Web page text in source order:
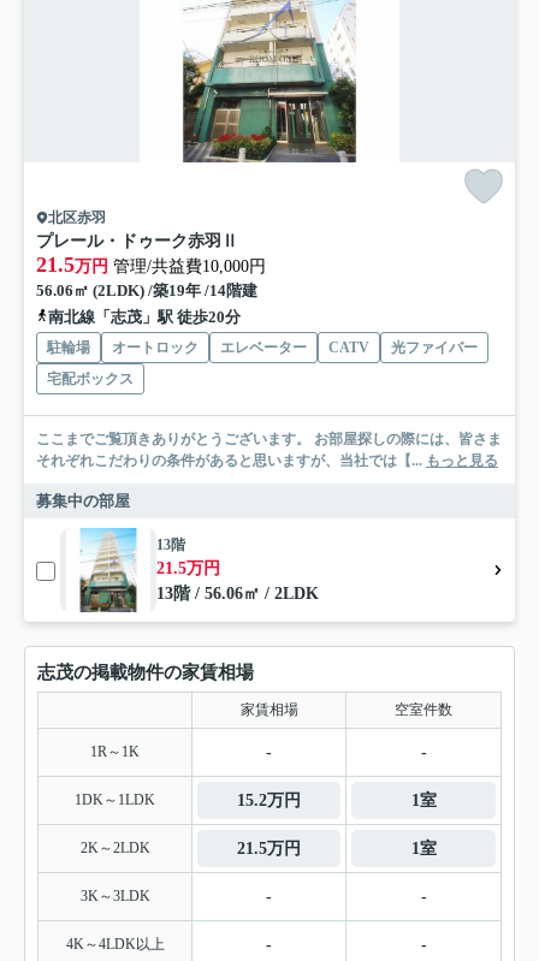
北区赤羽
プレール・ドゥーク赤羽Ⅱ
21.5万円 管理/共益費10,000円
56.06㎡ (2LDK) /築19年 /14階建
南北線「志茂」駅 徒歩20分
駐輪場 オートロック エレベーター CATV
光ファイバー
宅配ボックス
ここまでご覧頂きありがとうございます。 お部屋探しの際には、皆さま
それぞれこだわりの条件があると思いますが、当社では【... もっと見る
募集中の部屋
13階
21.5万円
13階 / 56.06㎡ / 2LDK
志茂の掲載物件の家賃相場
家賃相場 空室件数
1R～1K - -
1DK～1LDK 15.2万円 1室
2K～2LDK 21.5万円 1室
3K～3LDK - -
4K～4LDK以上 - -